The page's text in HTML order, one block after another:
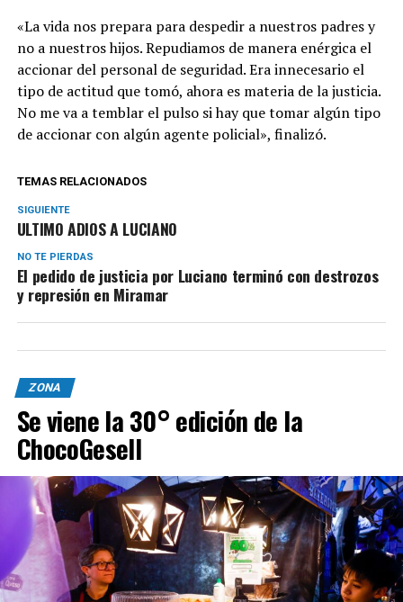
«La vida nos prepara para despedir a nuestros padres y
no a nuestros hijos. Repudiamos de manera enérgica el
accionar del personal de seguridad. Era innecesario el
tipo de actitud que tomó, ahora es materia de la justicia.
No me va a temblar el pulso si hay que tomar algún tipo
de accionar con algún agente policial», finalizó.
TEMAS RELACIONADOS
SIGUIENTE
ULTIMO ADIOS A LUCIANO
NO TE PIERDAS
El pedido de justicia por Luciano terminó con destrozos
y represión en Miramar
ZONA
Se viene la 30° edición de la
ChocoGesell